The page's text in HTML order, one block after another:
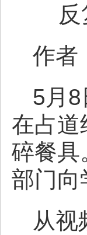
作者
5月8
在占道
碎餐具
部门向
从视